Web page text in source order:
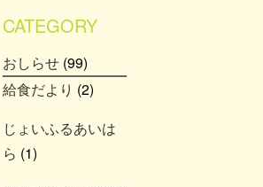
CATEGORY
おしらせ (99)
給食だより (2)
じょいふるあいは
ら (1)